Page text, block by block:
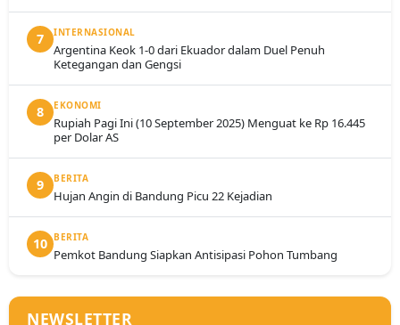
7 INTERNASIONAL
Argentina Keok 1-0 dari Ekuador dalam Duel Penuh
Ketegangan dan Gengsi
8 EKONOMI
Rupiah Pagi Ini (10 September 2025) Menguat ke Rp 16.445
per Dolar AS
9 BERITA
Hujan Angin di Bandung Picu 22 Kejadian
10 BERITA
Pemkot Bandung Siapkan Antisipasi Pohon Tumbang
NEWSLETTER